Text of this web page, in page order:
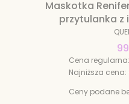
Maskotka
przytulanka z
Cena regularna:
Najniższa cena:
Ceny podane